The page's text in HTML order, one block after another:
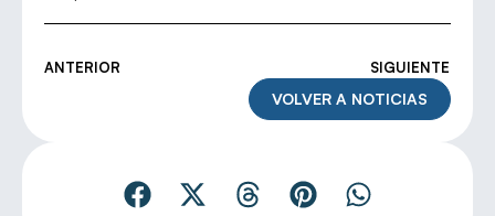
ANTERIOR SIGUIENTE
VOLVER A NOTICIAS